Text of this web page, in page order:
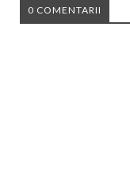
0 COMENTARII